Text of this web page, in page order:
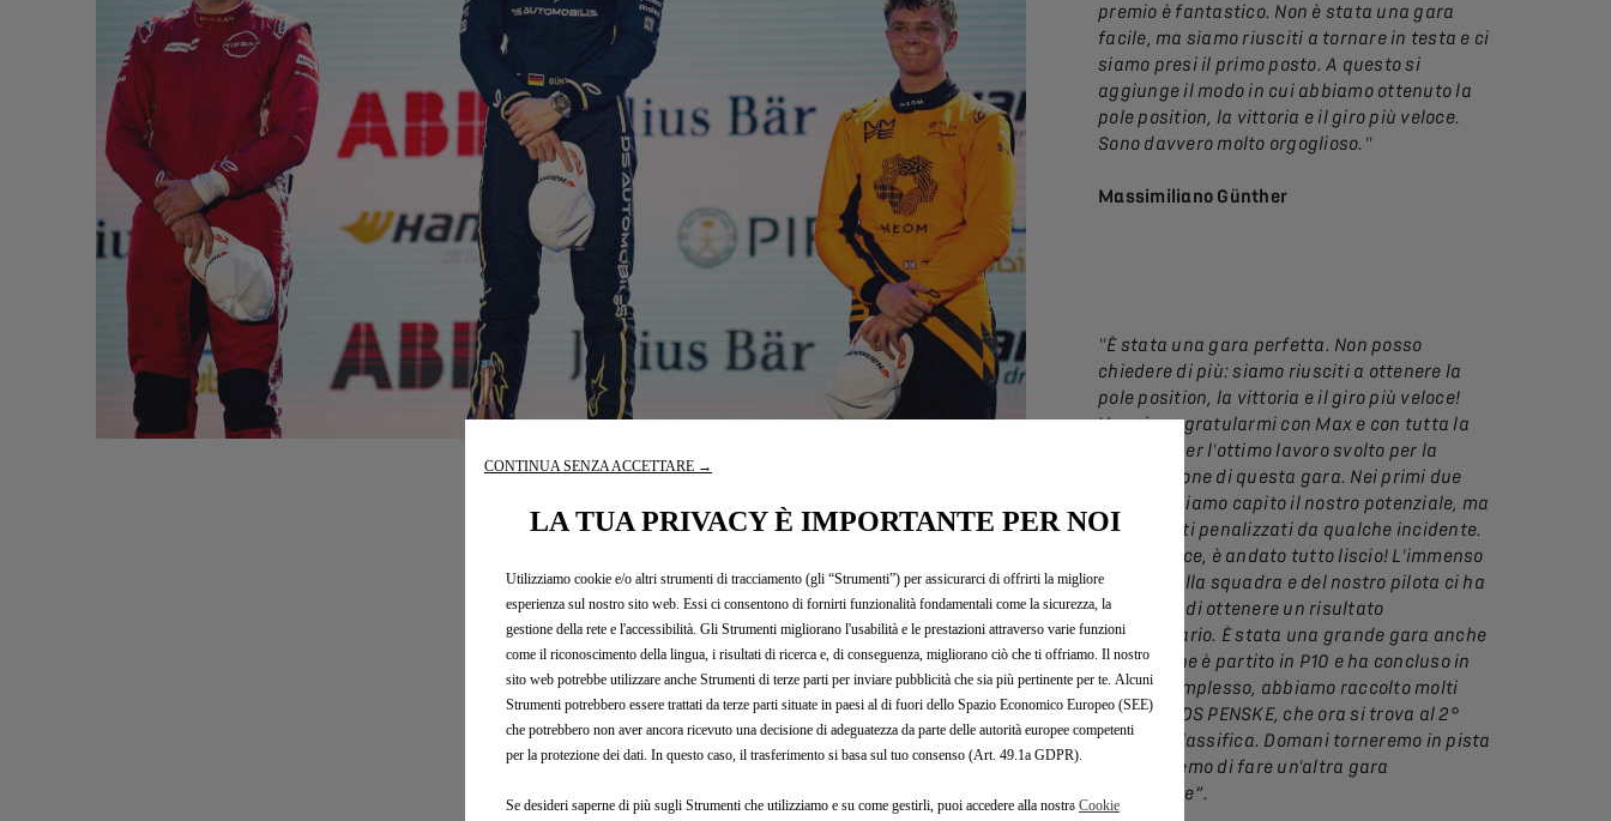
premio è fantastico. Non è stata una gara
facile, ma siamo riusciti a tornare in testa e ci
siamo presi il primo posto. A questo si
aggiunge il modo in cui abbiamo ottenuto la
pole position, la vittoria e il giro più veloce.
Sono davvero molto orgoglioso."
Massimiliano Günther
"È stata una gara perfetta. Non posso
chiedere di più: siamo riusciti a ottenere la
pole position, la vittoria e il giro più veloce!
Vorrei congratularmi con Max e con tutta la
squadra per l'ottimo lavoro svolto per la
preparazione di questa gara. Nei primi due
round abbiamo capito il nostro potenziale, ma
siamo stati penalizzati da qualche incidente.
Oggi, invece, è andato tutto liscio! L'immenso
talento della squadra e del nostro pilota ci ha
permesso di ottenere un risultato
straordinario. È stata una grande gara anche
per JEV, che è partito in P10 e ha concluso in
P6. Nel complesso, abbiamo raccolto molti
punti per DS PENSKE, che ora si trova al 2°
posto in classifica. Domani torneremo in pista
e cercheremo di fare un'altra gara
importante”.
CONTINUA SENZA ACCETTARE →
LA TUA PRIVACY È IMPORTANTE PER NOI
Utilizziamo cookie e/o altri strumenti di tracciamento (gli “Strumenti”) per assicurarci di offrirti la migliore
esperienza sul nostro sito web. Essi ci consentono di fornirti funzionalità fondamentali come la sicurezza, la
gestione della rete e l'accessibilità. Gli Strumenti migliorano l'usabilità e le prestazioni attraverso varie funzioni
come il riconoscimento della lingua, i risultati di ricerca e, di conseguenza, migliorano ciò che ti offriamo. Il nostro
sito web potrebbe utilizzare anche Strumenti di terze parti per inviare pubblicità che sia più pertinente per te. Alcuni
Strumenti potrebbero essere trattati da terze parti situate in paesi al di fuori dello Spazio Economico Europeo (SEE)
che potrebbero non aver ancora ricevuto una decisione di adeguatezza da parte delle autorità europee competenti
per la protezione dei dati. In questo caso, il trasferimento si basa sul tuo consenso (Art. 49.1a GDPR).
Se desideri saperne di più sugli Strumenti che utilizziamo e su come gestirli, puoi accedere alla nostra Cookie